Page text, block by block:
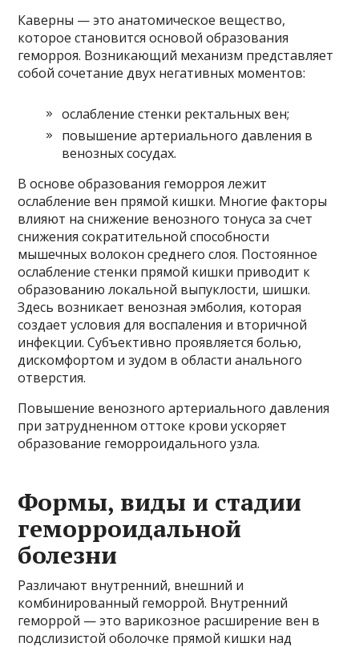
Каверны — это анатомическое вещество,
которое становится основой образования
геморроя. Возникающий механизм представляет
собой сочетание двух негативных моментов:
ослабление стенки ректальных вен;
повышение артериального давления в
венозных сосудах.
В основе образования геморроя лежит
ослабление вен прямой кишки. Многие факторы
влияют на снижение венозного тонуса за счет
снижения сократительной способности
мышечных волокон среднего слоя. Постоянное
ослабление стенки прямой кишки приводит к
образованию локальной выпуклости, шишки.
Здесь возникает венозная эмболия, которая
создает условия для воспаления и вторичной
инфекции. Субъективно проявляется болью,
дискомфортом и зудом в области анального
отверстия.
Повышение венозного артериального давления
при затрудненном оттоке крови ускоряет
образование геморроидального узла.
Формы, виды и стадии
геморроидальной
болезни
Различают внутренний, внешний и
комбинированный геморрой. Внутренний
геморрой — это варикозное расширение вен в
подслизистой оболочке прямой кишки над